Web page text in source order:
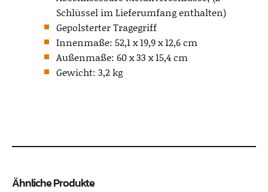
Schlüssel im Lieferumfang enthalten)
Gepolsterter Tragegriff
Innenmaße: 52,1 x 19,9 x 12,6 cm
Außenmaße: 60 x 33 x 15,4 cm
Gewicht: 3,2 kg
Ähnliche Produkte